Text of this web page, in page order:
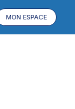
MON ESPACE